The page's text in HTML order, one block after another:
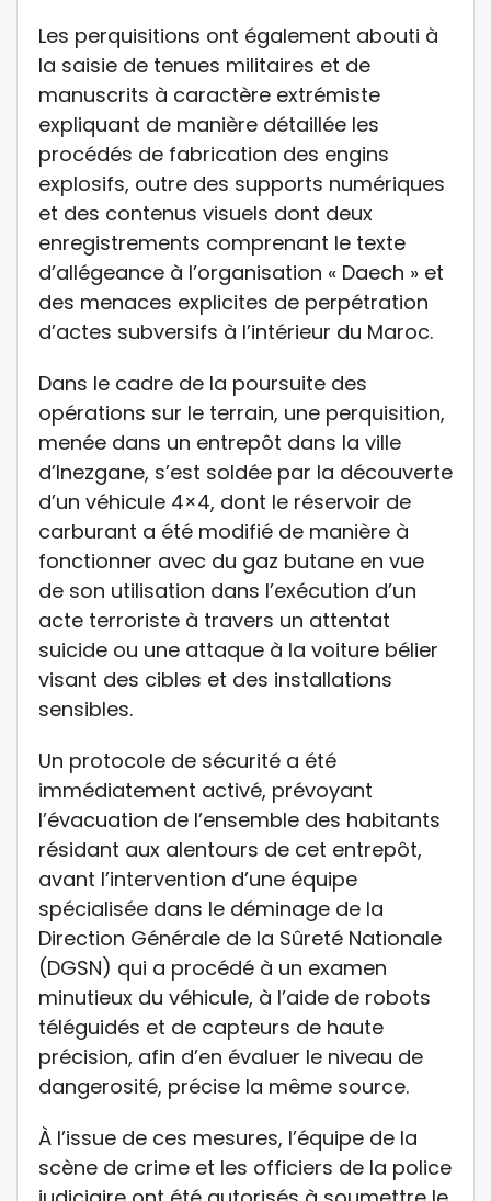
Les perquisitions ont également abouti à
la saisie de tenues militaires et de
manuscrits à caractère extrémiste
expliquant de manière détaillée les
procédés de fabrication des engins
explosifs, outre des supports numériques
et des contenus visuels dont deux
enregistrements comprenant le texte
d’allégeance à l’organisation « Daech » et
des menaces explicites de perpétration
d’actes subversifs à l’intérieur du Maroc.
Dans le cadre de la poursuite des
opérations sur le terrain, une perquisition,
menée dans un entrepôt dans la ville
d’Inezgane, s’est soldée par la découverte
d’un véhicule 4×4, dont le réservoir de
carburant a été modifié de manière à
fonctionner avec du gaz butane en vue
de son utilisation dans l’exécution d’un
acte terroriste à travers un attentat
suicide ou une attaque à la voiture bélier
visant des cibles et des installations
sensibles.
Un protocole de sécurité a été
immédiatement activé, prévoyant
l’évacuation de l’ensemble des habitants
résidant aux alentours de cet entrepôt,
avant l’intervention d’une équipe
spécialisée dans le déminage de la
Direction Générale de la Sûreté Nationale
(DGSN) qui a procédé à un examen
minutieux du véhicule, à l’aide de robots
téléguidés et de capteurs de haute
précision, afin d’en évaluer le niveau de
dangerosité, précise la même source.
À l’issue de ces mesures, l’équipe de la
scène de crime et les officiers de la police